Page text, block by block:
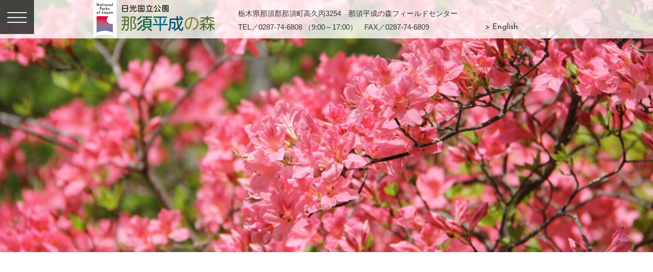
栃木県那須郡那須町高久丙3254 那須平成の森フィールドセンター
TEL／0287-74-6808 （9:00～17:00） FAX／0287-74-6809
> English